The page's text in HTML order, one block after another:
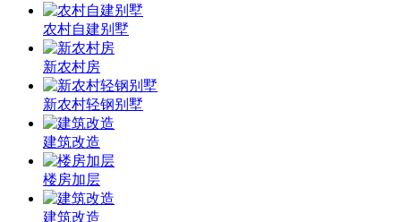
农村自建别墅
新农村房
新农村轻钢别墅
建筑改造
楼房加层
建筑改造